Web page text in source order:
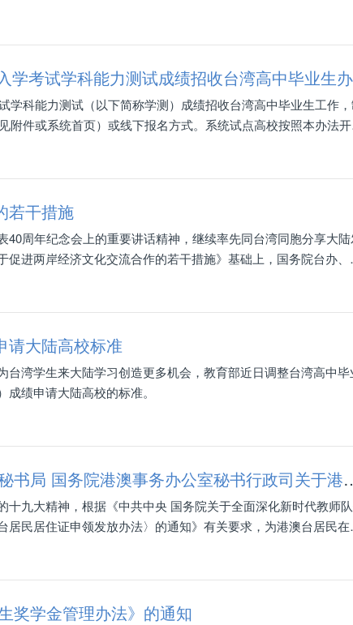
学考试学科能力测试成绩招收台湾高中毕业生
学科能力测试（以下简称学测）成绩招收台湾高中毕业生工作
附件或系统首页）或线下报名方式。系统试点高校按照本办法
。
若干措施
周年纪念会上的重要讲话精神，继续率先同台湾同胞分享大
进两岸经济文化交流合作的若干措施》基础上，国务院台办、
工业和信息化部、财政部、人力资源社会保障部、生态环境部、
请大陆高校标准
湾学生来大陆学习创造更多机会，教育部近日调整台湾高中毕
绩申请大陆高校的标准。
教育部办公厅 中共中央台湾工作办公室秘书局 国
九大精神，根据《中共中央 国务院关于全面深化新时代教师
民居住证申领发放办法〉的通知》有关要求，为港澳台居民在
等待遇，根据《中华人民共和国教师法》《教师资格条例》规
奖学金管理办法》的通知